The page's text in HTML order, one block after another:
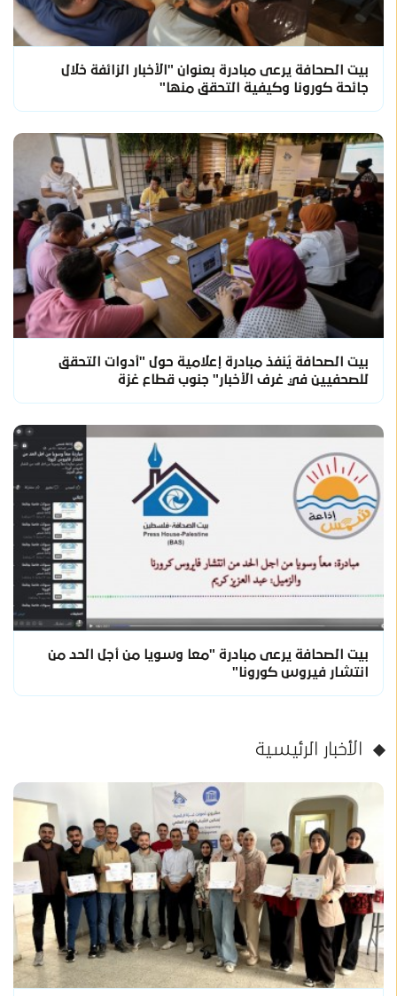
بيت الصحافة يرعى مبادرة بعنوان "الأخبار الزائفة خلال
جائحة كورونا وكيفية التحقق منها"
بيت الصحافة يُنفذ مبادرة إعلامية حول "أدوات التحقق
للصحفيين في غرف الأخبار" جنوب قطاع غزة
بيت الصحافة يرعى مبادرة "معا وسويا من أجل الحد من
انتشار فيروس كورونا"
الأخبار الرئيسية